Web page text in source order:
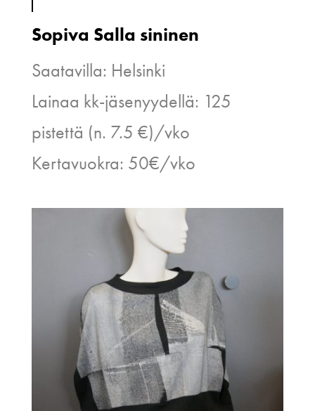
Sopiva Salla sininen
Saatavilla: Helsinki
Lainaa kk-jäsenyydellä: 125
pistettä (n. 7.5 €)/vko
Kertavuokra: 50€/vko